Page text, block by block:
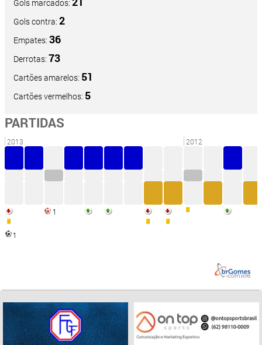
Gols marcados:
Gols contra: 2
Empates: 36
Derrotas: 73
Cartões amarelos: 51
Cartões vermelhos: 5
PARTIDAS
2013
1
1
2012